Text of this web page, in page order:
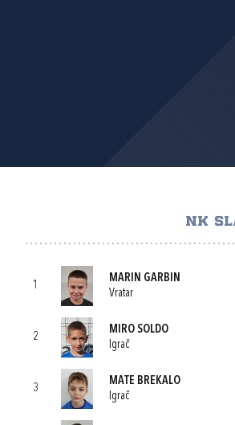
NK
1
MARIN GARBIN
Vratar
2
MIRO SOLDO
Igrač
3
MATE BREKALO
Igrač